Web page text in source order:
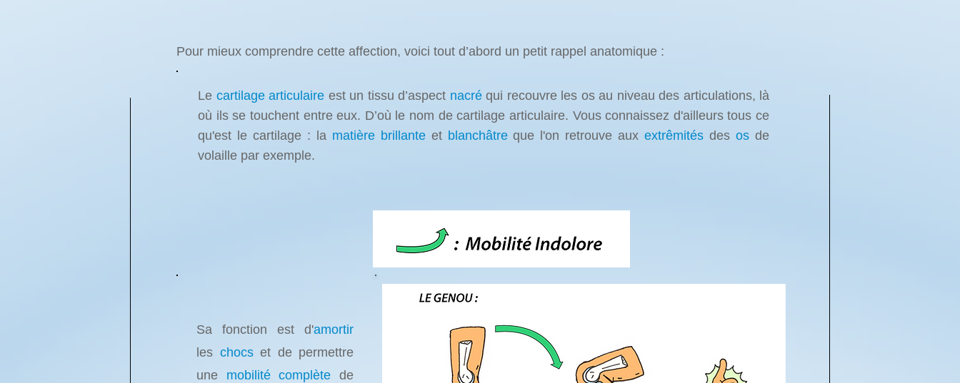
Pour mieux comprendre cette affection, voici tout d’abord un petit rappel anatomique :
Le cartilage articulaire est un tissu d’aspect nacréqui recouvre les os au niveau des articulations, là
où ils se touchent entre eux. D’où le nom de cartilage articulaire. Vous connaissez d'ailleurs tous ce
qu'est le cartilage : la matière brillanteet blanchâtreque l'on retrouve auxextrêmitésdes os de
volaille par exemple.
Sa fonction est d'amortir
les chocs et de permettre
une mobilité complète de